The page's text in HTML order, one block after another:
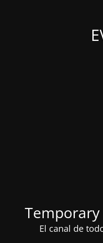
El canal de